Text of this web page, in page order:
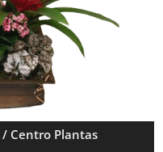
/ Centro Plantas